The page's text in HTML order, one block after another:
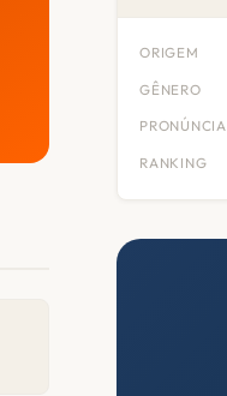
ORIGEM
GÊNERO
PRONÚNCIA
RANKING